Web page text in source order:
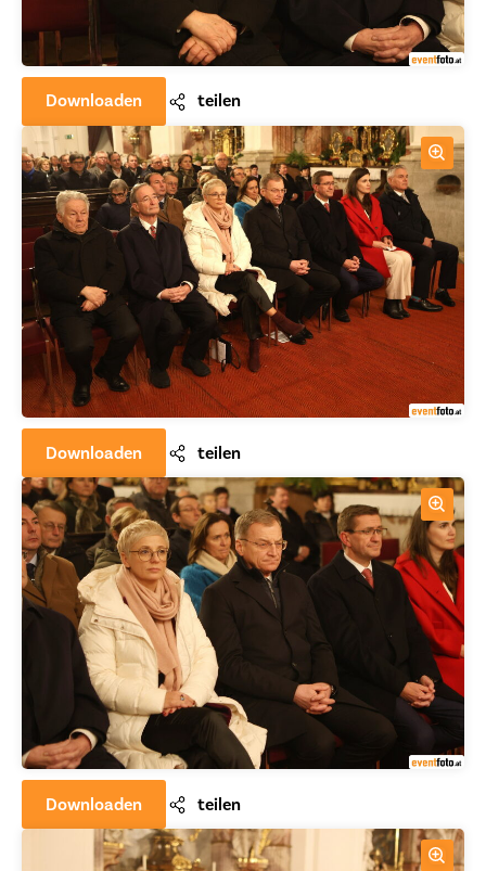
Downloaden teilen
Downloaden teilen
Downloaden teilen